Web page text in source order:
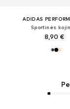
ADIDAS
Sportinės
8,90 €